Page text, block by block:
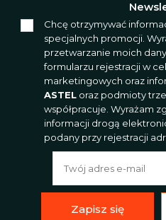
Chcę otrzymywać
specjalnych promocji.
przetwarzanie moich
formularzu rejestracji w
marketingowych oraz
ASTEL oraz podmioty
współpracuje. Wyrażam
informacji drogą
podany przy rejestracji
Zapisz się